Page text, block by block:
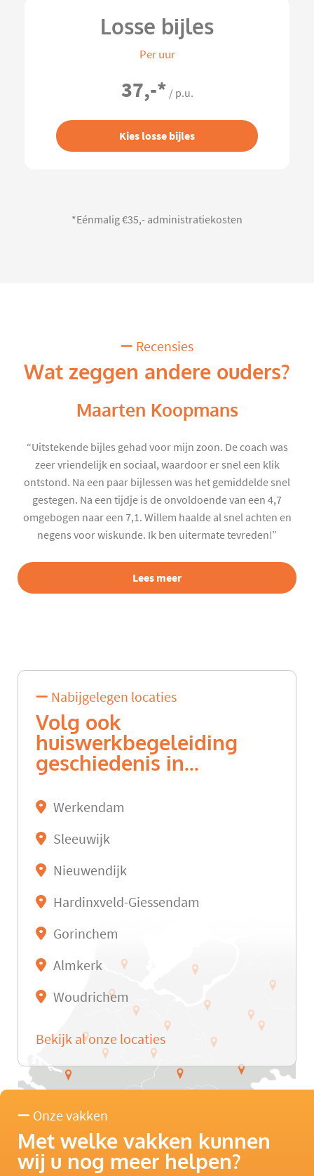
Losse bijles
Per uur
37,-* / p.u.
Kies losse bijles
*Eénmalig €35,- administratiekosten
Recensies
Wat zeggen andere ouders?
Maarten Koopmans
“Uitstekende bijles gehad voor mijn zoon. De coach was
zeer vriendelijk en sociaal, waardoor er snel een klik
ontstond. Na een paar bijlessen was het gemiddelde snel
gestegen. Na een tijdje is de onvoldoende van een 4,7
omgebogen naar een 7,1. Willem haalde al snel achten en
negens voor wiskunde. Ik ben uitermate tevreden!”
Lees meer
Nabijgelegen locaties
Volg ook
huiswerkbegeleiding
geschiedenis in...
Werkendam
Sleeuwijk
Nieuwendijk
Hardinxveld-Giessendam
Gorinchem
Almkerk
Woudrichem
Bekijk al onze locaties
Onze vakken
Met welke vakken kunnen
wij u nog meer helpen?